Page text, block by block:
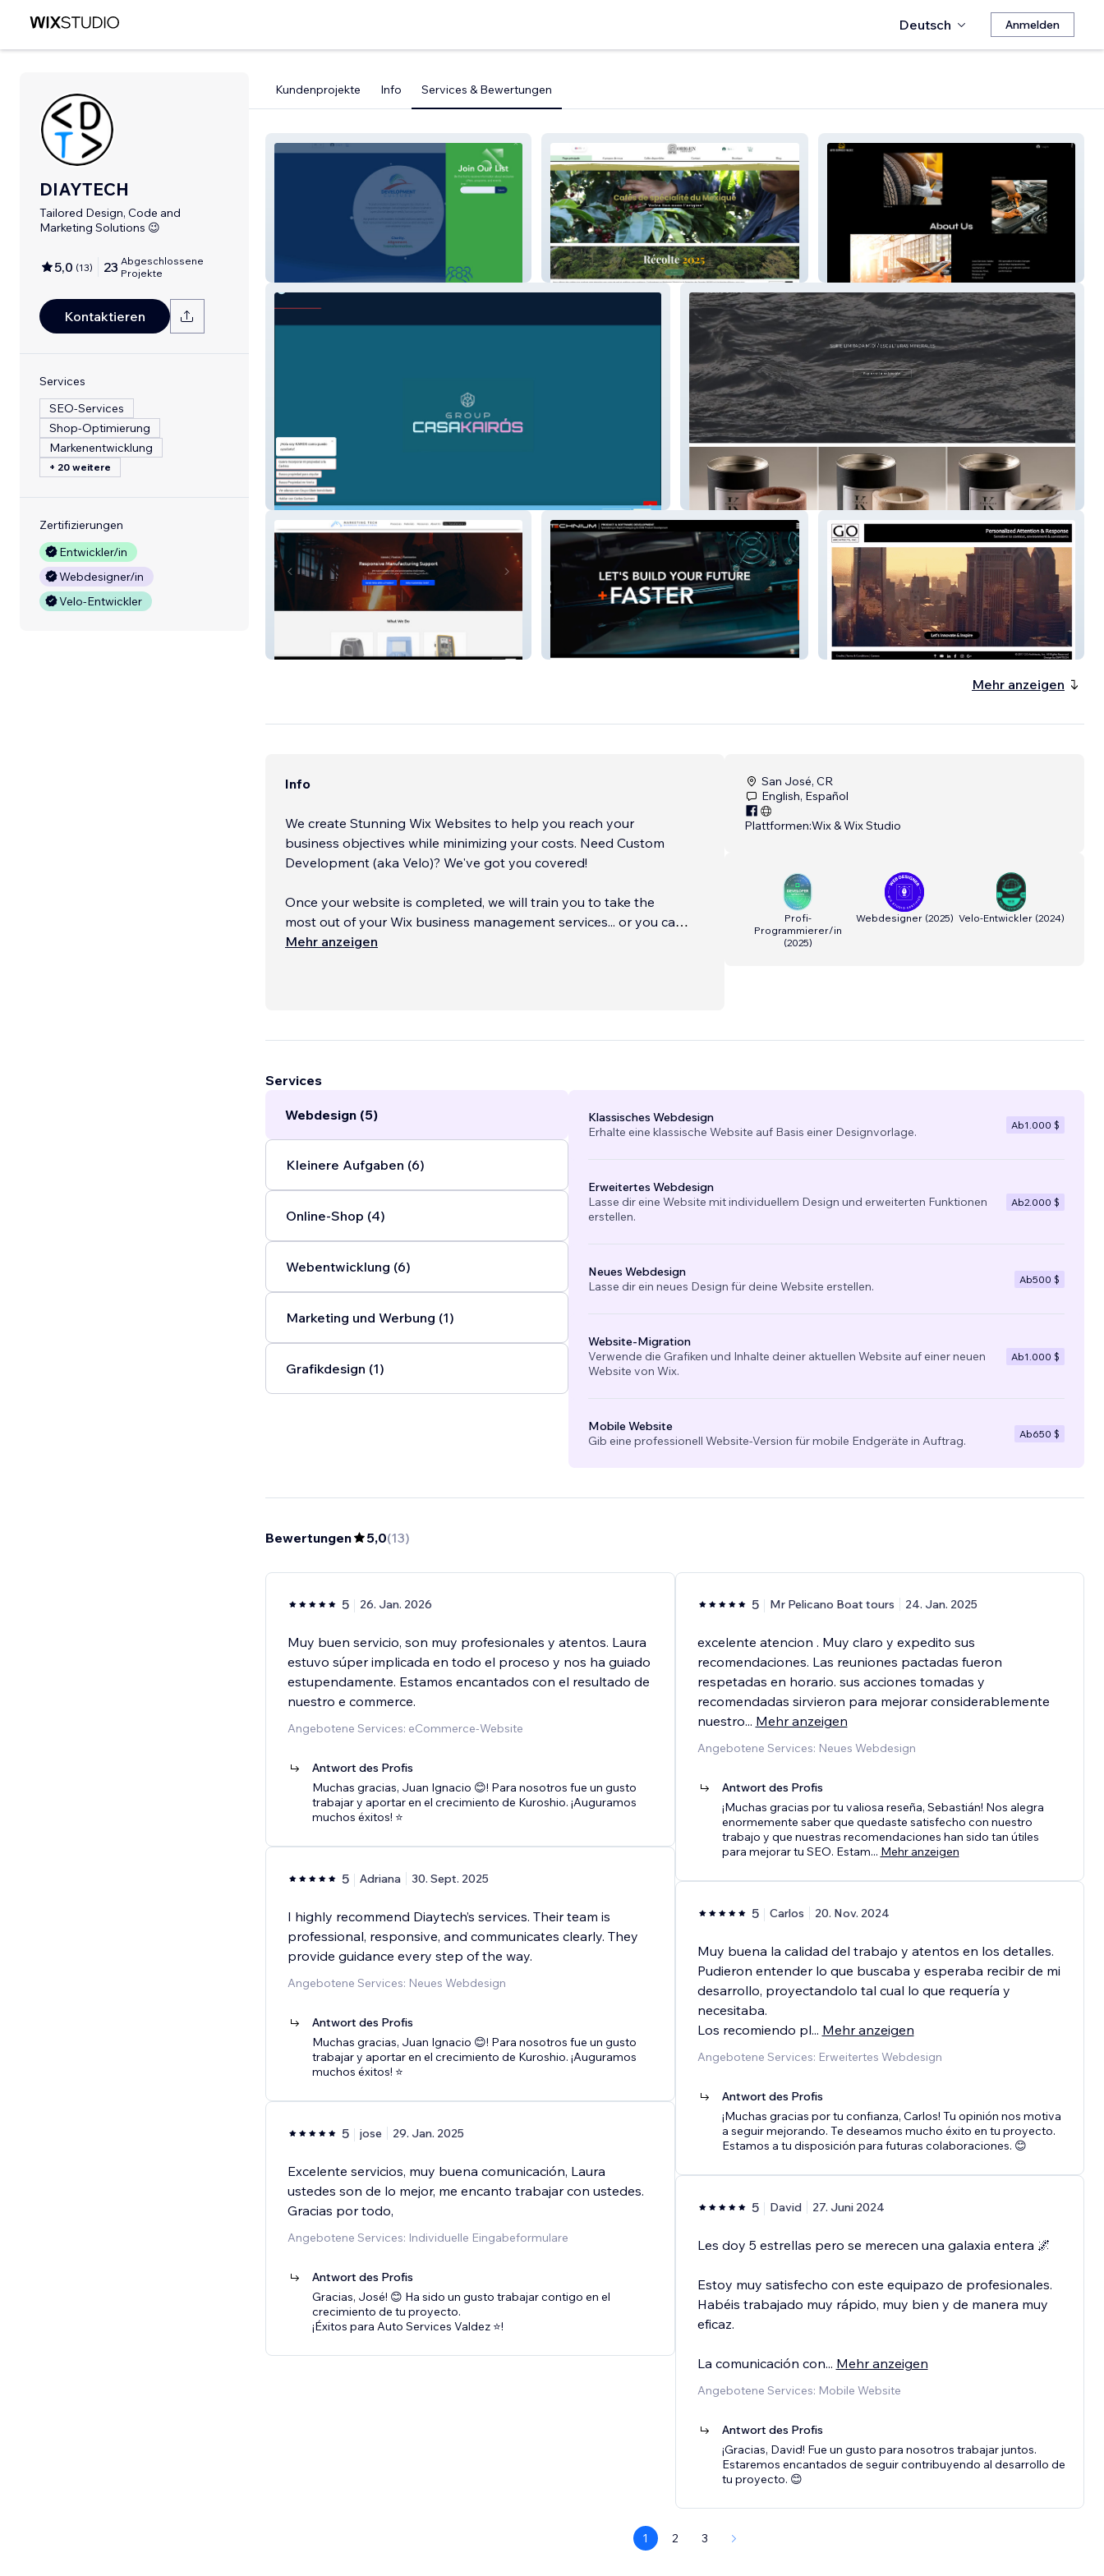
Deutsch Anmelden
DIAYTECH
Tailored Design, Code and
Marketing Solutions 😉
5,0 (13) 23 Abgeschlossene
Projekte
Kontaktieren
Services
SEO-Services
Shop-Optimierung
Markenentwicklung
+ 20 weitere
Zertifizierungen
Entwickler/in
Webdesigner/in
Velo-Entwickler
Kundenprojekte Info Services & Bewertungen
Origen Import Auto Services Valdez
Casakairos Group Kuroshio
Marketing Tech Technium GO Architects Inc.
Mehr anzeigen
Info
We create Stunning Wix Websites to help you reach your
business objectives while minimizing your costs. Need Custom
Development (aka Velo)? We've got you covered!
Once your website is completed, we will train you to take the
most out of your Wix business management services... or you can
decide to leave all the maintenance and updating work to us
Mehr anzeigen
San José, CR
English, Español
Plattformen:Wix & Wix Studio
Profi-
Programmierer/in
(2025)
Webdesigner(2025) Velo-Entwickler(2024)
Services
Webdesign (5)
Kleinere Aufgaben (6)
Online-Shop (4)
Webentwicklung (6)
Marketing und Werbung (1)
Grafikdesign (1)
Klassisches Webdesign
Erhalte eine klassische Website auf Basis einer Designvorlage.
Ab1.000 $
Erweitertes Webdesign
Lasse dir eine Website mit individuellem Design und erweiterten Funktionen
erstellen.
Ab2.000 $
Neues Webdesign
Lasse dir ein neues Design für deine Website erstellen.
Ab500 $
Website-Migration
Verwende die Grafiken und Inhalte deiner aktuellen Website auf einer neuen
Website von Wix.
Ab1.000 $
Mobile Website
Gib eine professionell Website-Version für mobile Endgeräte in Auftrag.
Ab650 $
Bewertungen 5,0(13)
5 26. Jan. 2026
Muy buen servicio, son muy profesionales y atentos. Laura
estuvo súper implicada en todo el proceso y nos ha guiado
estupendamente. Estamos encantados con el resultado de
nuestro e commerce.
Angebotene Services: eCommerce-Website
Antwort des Profis
Muchas gracias, Juan Ignacio 😊! Para nosotros fue un gusto
trabajar y aportar en el crecimiento de Kuroshio. ¡Auguramos
muchos éxitos! ⭐️
5 Adriana 30. Sept. 2025
I highly recommend Diaytech’s services. Their team is
professional, responsive, and communicates clearly. They
provide guidance every step of the way.
Angebotene Services: Neues Webdesign
Antwort des Profis
Muchas gracias, Juan Ignacio 😊! Para nosotros fue un gusto
trabajar y aportar en el crecimiento de Kuroshio. ¡Auguramos
muchos éxitos! ⭐️
5 jose 29. Jan. 2025
Excelente servicios, muy buena comunicación, Laura
ustedes son de lo mejor, me encanto trabajar con ustedes.
Gracias por todo,
Angebotene Services: Individuelle Eingabeformulare
Antwort des Profis
Gracias, José! 😊 Ha sido un gusto trabajar contigo en el
crecimiento de tu proyecto.
¡Éxitos para Auto Services Valdez ⭐️!
5 Mr Pelicano Boat tours 24. Jan. 2025
excelente atencion . Muy claro y expedito sus
recomendaciones. Las reuniones pactadas fueron
respetadas en horario. sus acciones tomadas y
recomendadas sirvieron para mejorar considerablemente
nuestro... Mehr anzeigen
Angebotene Services: Neues Webdesign
Antwort des Profis
¡Muchas gracias por tu valiosa reseña, Sebastián! Nos alegra
enormemente saber que quedaste satisfecho con nuestro
trabajo y que nuestras recomendaciones han sido tan útiles
para mejorar tu SEO. Estam... Mehr anzeigen
5 Carlos 20. Nov. 2024
Muy buena la calidad del trabajo y atentos en los detalles.
Pudieron entender lo que buscaba y esperaba recibir de mi
desarrollo, proyectandolo tal cual lo que requería y
necesitaba.
Los recomiendo pl... Mehr anzeigen
Angebotene Services: Erweitertes Webdesign
Antwort des Profis
¡Muchas gracias por tu confianza, Carlos! Tu opinión nos motiva
a seguir mejorando. Te deseamos mucho éxito en tu proyecto.
Estamos a tu disposición para futuras colaboraciones. 😊
5 David 27. Juni 2024
Les doy 5 estrellas pero se merecen una galaxia entera 🌌
Estoy muy satisfecho con este equipazo de profesionales.
Habéis trabajado muy rápido, muy bien y de manera muy
eficaz.
La comunicación con... Mehr anzeigen
Angebotene Services: Mobile Website
Antwort des Profis
¡Gracias, David! Fue un gusto para nosotros trabajar juntos.
Estaremos encantados de seguir contribuyendo al desarrollo de
tu proyecto. 😊
1 2 3